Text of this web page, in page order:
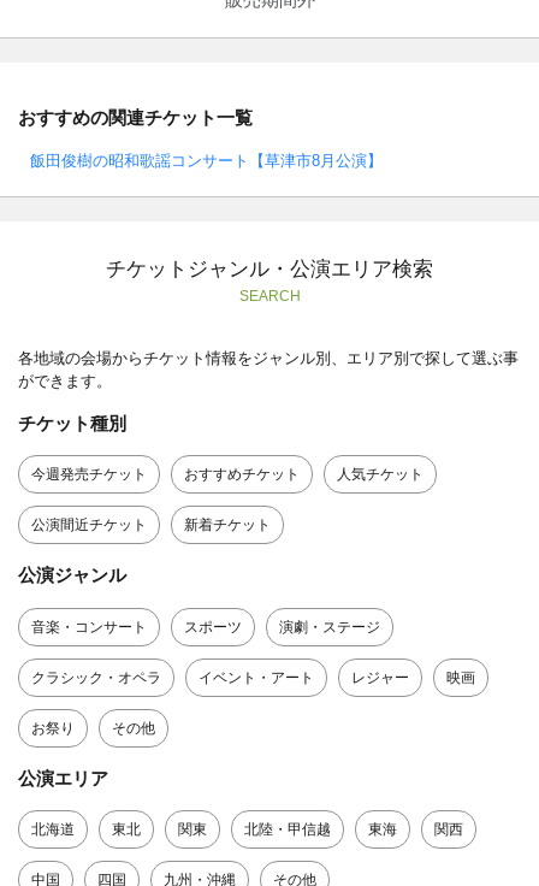
おすすめの関連チケット一覧
飯田俊樹の昭和歌謡コンサート【草津市8月公演】
チケットジャンル・公演エリア検索
SEARCH
各地域の会場からチケット情報をジャンル別、エリア別で探して選ぶ事
ができます。
チケット種別
今週発売チケット おすすめチケット 人気チケット
公演間近チケット 新着チケット
公演ジャンル
音楽・コンサート スポーツ 演劇・ステージ
クラシック・オペラ イベント・アート レジャー 映画
お祭り その他
公演エリア
北海道 東北 関東 北陸・甲信越 東海 関西
中国 四国 九州・沖縄 その他